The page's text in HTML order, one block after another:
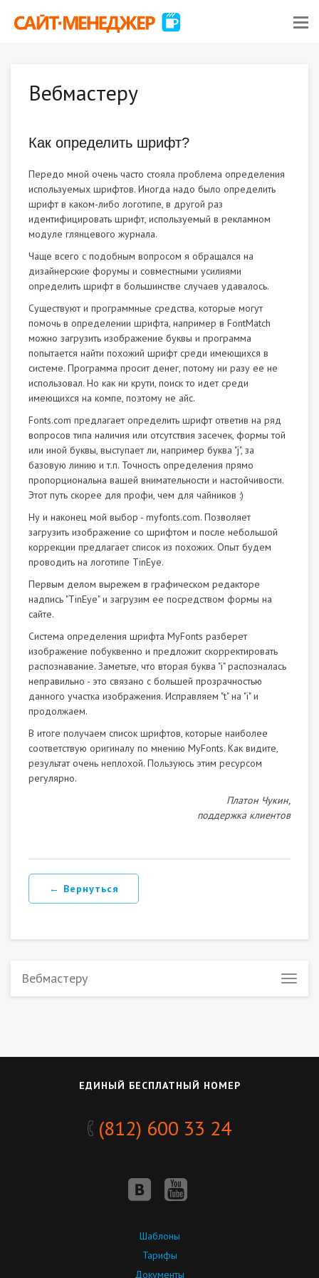
Вебмастеру
Как определить шрифт?
Передо мной очень часто стояла проблема определения
используемых шрифтов. Иногда надо было определить
шрифт в каком-либо логотипе, в другой раз
идентифицировать шрифт, используемый в рекламном
модуле глянцевого журнала.
Чаще всего с подобным вопросом я обращался на
дизайнерские форумы и совместными усилиями
определить шрифт в большинстве случаев удавалось.
Существуют и программные средства, которые могут
помочь в определении шрифта, например в FontMatch
можно загрузить изображение буквы и программа
попытается найти похожий шрифт среди имеющихся в
системе. Программа просит денег, потому ни разу ее не
использовал. Но как ни крути, поиск то идет среди
имеющихся на компе, поэтому не айс.
Fonts.com предлагает определить шрифт ответив на ряд
вопросов типа наличия или отсутствия засечек, формы той
или иной буквы, выступает ли, например буква "j", за
базовую линию и т.п. Точность определения прямо
пропорциональна вашей внимательности и настойчивости.
Этот путь скорее для профи, чем для чайников :)
Ну и наконец мой выбор - myfonts.com. Позволяет
загрузить изображение со шрифтом и после небольшой
коррекции предлагает список из похожих. Опыт будем
проводить на логотипе TinEye.
Первым делом вырежем в графическом редакторе
надпись "TinEye" и загрузим ее посредством формы на
сайте.
Система определения шрифта MyFonts разберет
изображение побуквенно и предложит скорректировать
распознавание. Заметьте, что вторая буква "i" распозналась
неправильно - это связано с большей прозрачностью
данного участка изображения. Исправляем "t" на "i" и
продолжаем.
В итоге получаем список шрифтов, которые наиболее
соответствую оригиналу по мнению MyFonts. Как видите,
результат очень неплохой. Пользуюсь этим ресурсом
регулярно.
Платон Чукин,
поддержка клиентов
← Вернуться
Вебмастеру
ЕДИНЫЙ БЕСПЛАТНЫЙ НОМЕР
(812) 600 33 24
Шаблоны
Тарифы
Документы